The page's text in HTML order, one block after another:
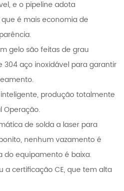
e o pipeline adota
é mais economia de
gelo são feitas de grau
aço inoxidável para garantir
produção totalmente
Operação.
de solda a laser para
nenhum vazamento é
do equipamento é baixa.
a certificação CE, que tem alta